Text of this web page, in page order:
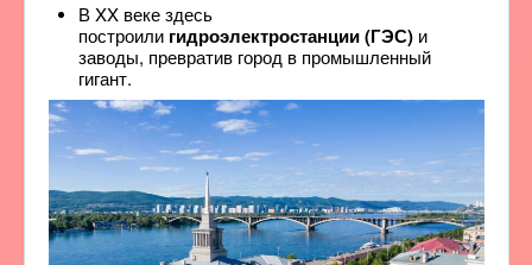
В XX веке здесь
построили гидроэлектростанции (ГЭС) и
заводы, превратив город в промышленный
гигант.